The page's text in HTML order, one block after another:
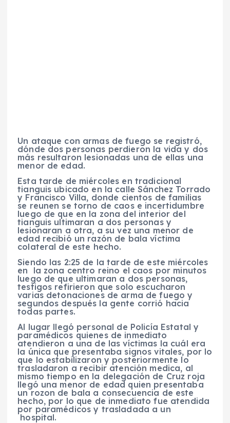
Un ataque con armas de fuego se registró,
dónde dos personas perdieron la vida y dos
más resultaron lesionadas una de ellas una
menor de edad.
Esta tarde de miércoles en tradicional
tianguis ubicado en la calle Sánchez Torrado
y Francisco Villa, donde cientos de familias
se reunen se torno de caos e incertidumbre
luego de que en la zona del interior del
tianguis ultimaran a dos personas y
lesionaran a otra, a su vez una menor de
edad recibió un razón de bala víctima
colateral de este hecho.
Siendo las 2:25 de la tarde de este miércoles
en la zona centro reino el caos por minutos
luego de que ultimaran a dos personas,
testigos refirieron que solo escucharon
varias detonaciones de arma de fuego y
segundos después la gente corrió hacia
todas partes.
Al lugar llegó personal de Policía Estatal y
paramédicos quienes de inmediato
atendieron a una de las víctimas la cuál era
la única que presentaba signos vitales, por lo
que lo estabilizaron y posteriormente lo
trasladaron a recibir atención medica, al
mismo tiempo en la delegación de Cruz roja
llegó una menor de edad quien presentaba
un rozon de bala a consecuencia de este
hecho, por lo que de inmediato fue atendida
por paramédicos y trasladada a un
hospital.